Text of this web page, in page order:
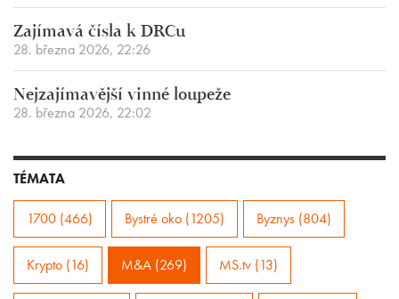
Zajímavá čísla k DRCu
28. března 2026, 22:26
Nejzajímavější vinné loupeže
28. března 2026, 22:02
TÉMATA
1700 (466) Bystré oko (1205) Byznys (804)
Krypto (16) M&A (269) MS.tv (13)